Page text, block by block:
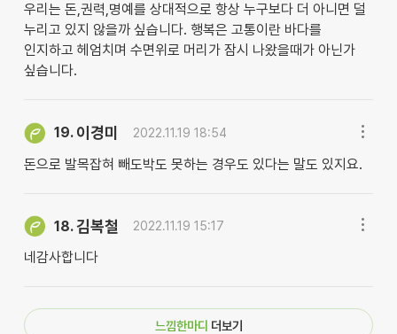
우리는 돈,권력,명예를 상대적으로 항상 누구보다 더 아니면 덜
누리고 있지 않을까 싶습니다. 행복은 고통이란 바다를
인지하고 헤엄치며 수면위로 머리가 잠시 나왔을때가 아닌가
싶습니다.
19. 이경미 2022.11.19 18:54
돈으로 발목잡혀 빼도박도 못하는 경우도 있다는 말도 있지요.
18.김복철 2022.11.19 15:17
네감사합니다
느낌한마디 더보기